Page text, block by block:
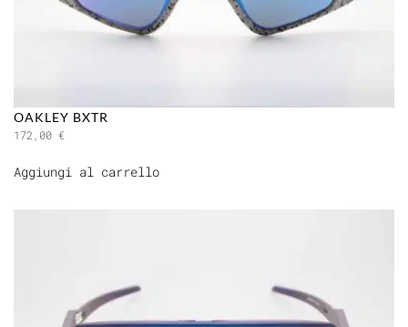
OAKLEY BXTR
172,00 €
Aggiungi al carrello